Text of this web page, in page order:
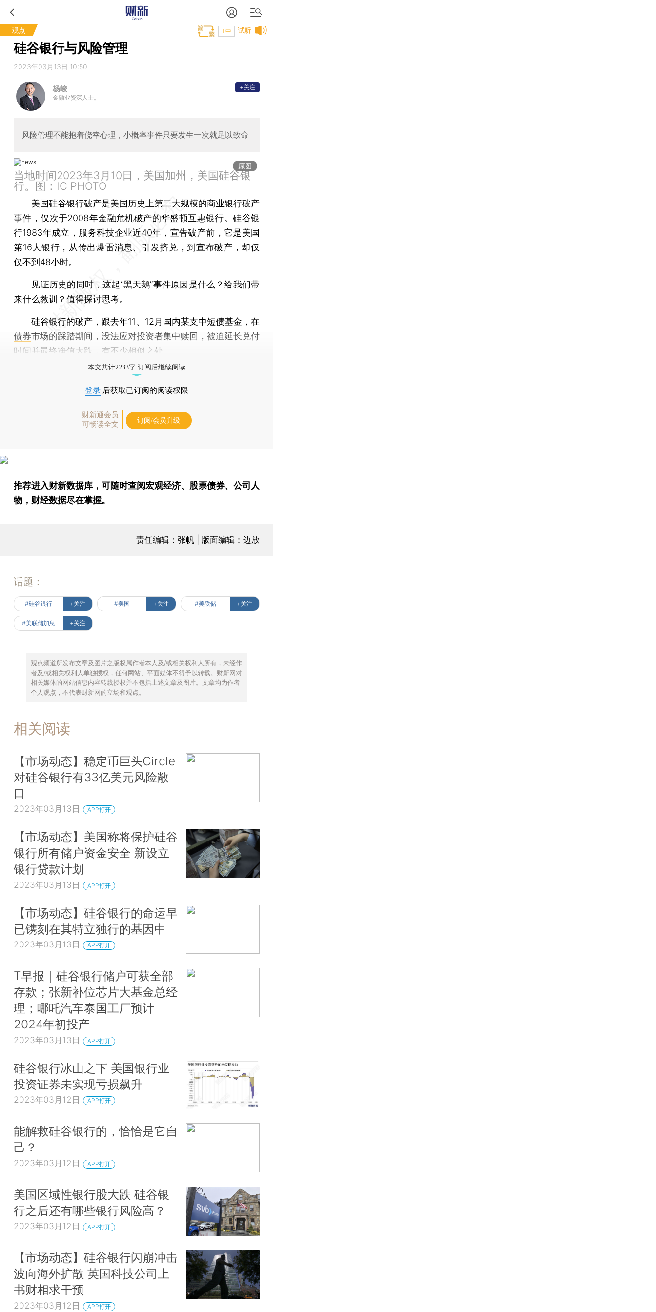
观点 试听
T中
硅谷银行与风险管理
2023年03月13日 10:50
杨峻
金融业资深人士。
+关注
风险管理不能抱着侥幸心理，小概率事件只要发生一次就足以致命
原图
当地时间2023年3月10日，美国加州，美国硅谷银
行。图：IC PHOTO
美国硅谷银行破产是美国历史上第二大规模的商业银行破产
事件，仅次于2008年金融危机破产的华盛顿互惠银行。硅谷银
行1983年成立，服务科技企业近40年，宣告破产前，它是美国
第16大银行，从传出爆雷消息、引发挤兑，到宣布破产，却仅
仅不到48小时。
见证历史的同时，这起“黑天鹅”事件原因是什么？给我们带
来什么教训？值得探讨思考。
硅谷银行的破产，跟去年11、12月国内某支中短债基金，在
债券市场的踩踏期间，没法应对投资者集中赎回，被迫延长兑付
时间并最终净值大跌，有不少相似之处。
本文共计2233字 订阅后继续阅读
登录 后获取已订阅的阅读权限
财新通会员
可畅读全文
订阅/会员升级
推荐进入财新数据库 ，可随时查阅宏观经济、股票债券、公司人
物，财经数据尽在掌握。
责任编辑：张帆 | 版面编辑：边放
话题：
#硅谷银行 +关注 #美国 +关注 #美联储 +关注
#美联储加息 +关注
观点频道所发布文章及图片之版权属作者本人及/或相关权利人所有，未经作
者及/或相关权利人单独授权，任何网站、平面媒体不得予以转载。财新网对
相关媒体的网站信息内容转载授权并不包括上述文章及图片。文章均为作者
个人观点，不代表财新网的立场和观点。
相关阅读
【市场动态】稳定币巨头Circle
对硅谷银行有33亿美元风险敞
口
2023年03月13日 APP打开
【市场动态】美国称将保护硅谷
银行所有储户资金安全 新设立
银行贷款计划
2023年03月13日 APP打开
【市场动态】硅谷银行的命运早
已镌刻在其特立独行的基因中
2023年03月13日 APP打开
T早报｜硅谷银行储户可获全部
存款；张新补位芯片大基金总经
理；哪吒汽车泰国工厂预计
2024年初投产
2023年03月13日 APP打开
硅谷银行冰山之下 美国银行业
投资证券未实现亏损飙升
2023年03月12日 APP打开
能解救硅谷银行的，恰恰是它自
己？
2023年03月12日 APP打开
美国区域性银行股大跌 硅谷银
行之后还有哪些银行风险高？
2023年03月12日 APP打开
【市场动态】硅谷银行闪崩冲击
波向海外扩散 英国科技公司上
书财相求干预
2023年03月12日 APP打开